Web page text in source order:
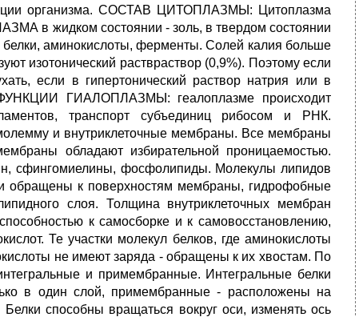
организма. СОСТАВ ЦИТОПЛАЗМЫ: Цитоплазма
в жидком состоянии - золь, в твердом состоянии
белки, аминокислоты, ферменты. Солей калия больше
изотонический раствраствор (0,9%). Поэтому если
если в гипертонический раствор натрия или в
ФУНКЦИИ ГИАЛОПЛАЗМЫ: геалоплазме происходит
транспорт субъединиц рибосом и РНК.
и внутриклеточные мембраны. Все мембраны
обладают избирательной проницаемостью.
фосфолипиды. Молекулы липидов
обращены к поверхностям мембраны, гидрофобные
слоя. Толщина внутриклеточных мембран
к самосборке и к самовосстановлению,
Те участки молекул белков, где аминокислоты
не имеют заряда - обращены к их хвостам. По
и примембранные. Интегральные белки
в один слой, примембранные - расположены на
способны вращаться вокруг оси, изменять ось